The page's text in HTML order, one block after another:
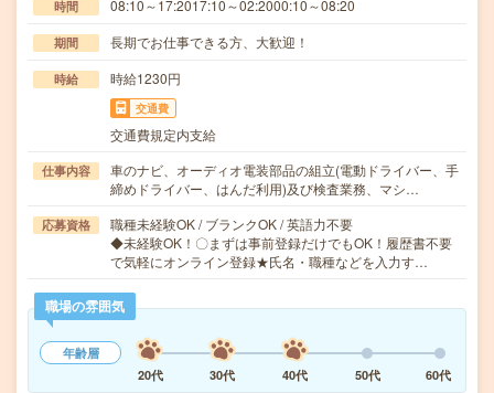
時間 08:10～17:2017:10～02:2000:10～08:20
期間 長期でお仕事できる方、大歓迎！
時給 時給1230円
交通費
交通費規定内支給
仕事内容
車のナビ、オーディオ電装部品の組立(電動ドライバー、手
締めドライバー、はんだ利用)及び検査業務、マシ…
応募資格
職種未経験OK / ブランクOK / 英語力不要
◆未経験OK！〇まずは事前登録だけでもOK！履歴書不要
で気軽にオンライン登録★氏名・職種などを入力す…
職場の雰囲気
年齢層
20代
30代 40代 50代 60代